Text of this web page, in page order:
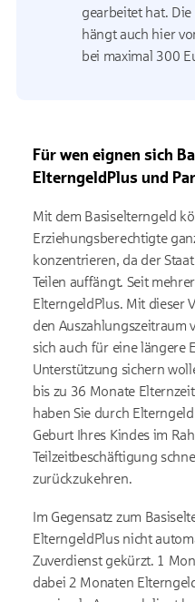
gearbeitet hat.
hängt auch hier
bei maximal 300
Für wen eignen sich
ElterngeldPlus und
Mit dem Basiselterngeld
Erziehungsberechtigte
konzentrieren, da der
Teilen auffängt. Seit
ElterngeldPlus. Mit dieser
den Auszahlungszeitraum
sich auch für eine längere
Unterstützung sichern
bis zu 36 Monate
haben Sie durch
Geburt Ihres Kindes im
Teilzeitbeschäftigung
zurückzukehren.
Im Gegensatz zum
ElterngeldPlus nicht
Zuverdienst gekürzt. 1
dabei 2 Monaten